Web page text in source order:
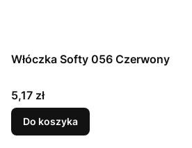
Włóczka Softy 056 Czerwony
Cena
5,17 zł
Do koszyka